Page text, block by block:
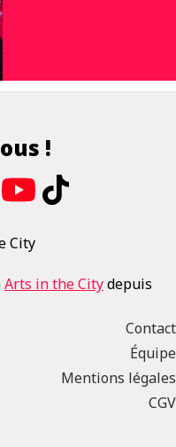
!
City
Arts in the Citydepuis
Contact
Équipe
Mentions légales
CGV